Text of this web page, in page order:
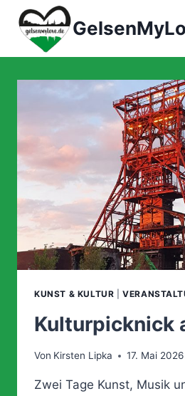
Zum
Inhalt
springen
KUNST & KULTUR |
Kulturpicknick
Von Kirsten Lipka 17. Mai 2026
Zwei Tage Kunst, Musik